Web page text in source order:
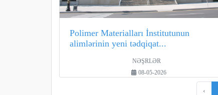
Polimer Materialları İnstitutunun
alimlərinin yeni tədqiqat...
NƏŞRLƏR
08-05-2026
‹